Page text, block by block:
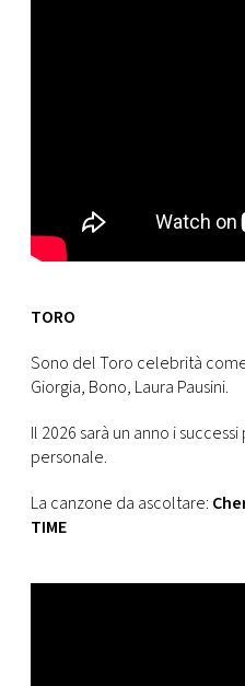
TORO
Sono del Toro celebrità
Giorgia, Bono, Laura Pausini.
Il 2026 sarà un anno i
personale.
La canzone da ascoltare:
TIME